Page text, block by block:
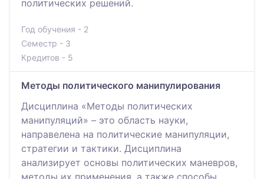
политических решений.
Год обучения - 2
Семестр - 3
Кредитов - 5
Методы политического манипулирования
Дисциплина «Методы политических
манипуляций» – это область науки,
направелена на политические манипуляции,
стратегии и тактики. Дисциплина
анализирует основы политических маневров,